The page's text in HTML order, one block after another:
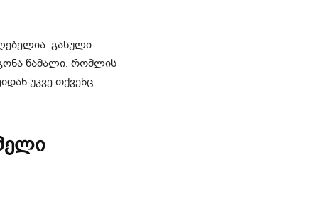
გასული
წამალი, რომლის
უკვე თქვენც